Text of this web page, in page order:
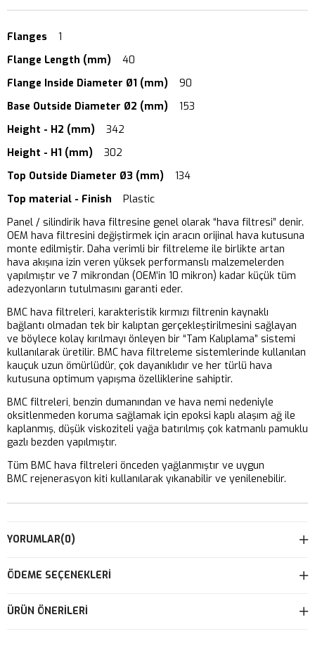
Flanges 1
Flange Length (mm) 40
Flange Inside Diameter Ø1 (mm) 90
Base Outside Diameter Ø2 (mm) 153
Height - H2 (mm) 342
Height - H1 (mm) 302
Top Outside Diameter Ø3 (mm) 134
Top material - Finish Plastic
Panel / silindirik hava filtresine genel olarak “hava filtresi” denir.
OEM hava filtresini değiştirmek için aracın orijinal hava kutusuna
monte edilmiştir. Daha verimli bir filtreleme ile birlikte artan
hava akışına izin veren yüksek performanslı malzemelerden
yapılmıştır ve 7 mikrondan (OEM’in 10 mikron) kadar küçük tüm
adezyonların tutulmasını garanti eder.
BMC hava filtreleri, karakteristik kırmızı filtrenin kaynaklı
bağlantı olmadan tek bir kalıptan gerçekleştirilmesini sağlayan
ve böylece kolay kırılmayı önleyen bir “Tam Kalıplama” sistemi
kullanılarak üretilir. BMC hava filtreleme sistemlerinde kullanılan
kauçuk uzun ömürlüdür, çok dayanıklıdır ve her türlü hava
kutusuna optimum yapışma özelliklerine sahiptir.
BMC filtreleri, benzin dumanından ve hava nemi nedeniyle
oksitlenmeden koruma sağlamak için epoksi kaplı alaşım ağ ile
kaplanmış, düşük viskoziteli yağa batırılmış çok katmanlı pamuklu
gazlı bezden yapılmıştır.
Tüm BMC hava filtreleri önceden yağlanmıştır ve uygun
BMC rejenerasyon kiti kullanılarak yıkanabilir ve yenilenebilir.
YORUMLAR(0)
ÖDEME SEÇENEKLERI
ÜRÜN ÖNERILERI